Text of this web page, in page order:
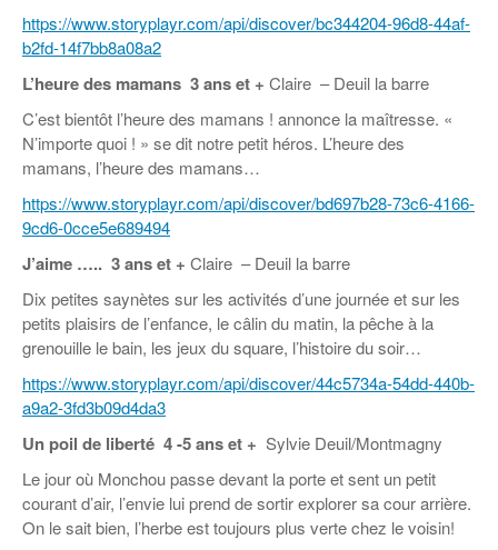
https://www.storyplayr.com/api/discover/bc344204-96d8-44af-
b2fd-14f7bb8a08a2
L’heure des mamans 3 ans et + Claire – Deuil la barre
C’est bientôt l’heure des mamans ! annonce la maîtresse. «
N’importe quoi ! » se dit notre petit héros. L’heure des
mamans, l’heure des mamans…
https://www.storyplayr.com/api/discover/bd697b28-73c6-4166-
9cd6-0cce5e689494
J’aime ….. 3 ans et + Claire – Deuil la barre
Dix petites saynètes sur les activités d’une journée et sur les
petits plaisirs de l’enfance, le câlin du matin, la pêche à la
grenouille le bain, les jeux du square, l’histoire du soir…
https://www.storyplayr.com/api/discover/44c5734a-54dd-440b-
a9a2-3fd3b09d4da3
Un poil de liberté 4 -5 ans et + Sylvie Deuil/Montmagny
Le jour où Monchou passe devant la porte et sent un petit
courant d’air, l’envie lui prend de sortir explorer sa cour arrière.
On le sait bien, l’herbe est toujours plus verte chez le voisin!